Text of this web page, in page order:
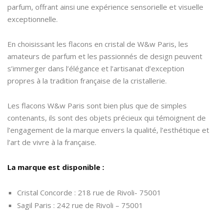
parfum, offrant ainsi une expérience sensorielle et visuelle
exceptionnelle.
En choisissant les flacons en cristal de W&w Paris, les
amateurs de parfum et les passionnés de design peuvent
s’immerger dans l’élégance et l’artisanat d’exception
propres à la tradition française de la cristallerie.
Les flacons W&w Paris sont bien plus que de simples
contenants, ils sont des objets précieux qui témoignent de
l’engagement de la marque envers la qualité, l’esthétique et
l’art de vivre à la française.
La marque est disponible :
Cristal Concorde : 218 rue de Rivoli- 75001
Sagil Paris : 242 rue de Rivoli – 75001